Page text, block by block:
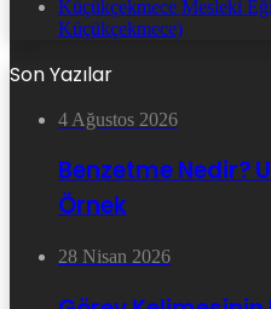
Küçükçekmece Mesleki
Küçükçekmece)
Son Yazılar
4 Ağustos 2026
Benzetme Nedir?
Örnek
28 Nisan 2026